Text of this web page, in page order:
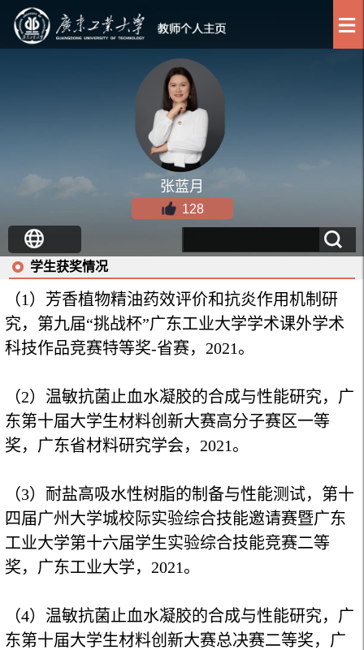
张蓝月
128
学生获奖情况
（1） 芳香植物精油药效评价和抗炎作用机制研
究，第九届“挑战杯”广东工业大学学术课外学术
科技作品竞赛特等奖-省赛， 2021。
（2） 温敏抗菌止血水凝胶的合成与性能研究，广
东第十届大学生材料创新大赛高分子赛区一等
奖，广东省材料研究学会， 2021。
（3） 耐盐高吸水性树脂的制备与性能测试，第十
四届广州大学城校际实验综合技能邀请赛暨广东
工业大学第十六届学生实验综合技能竞赛二等
奖，广东工业大学， 2021。
（4） 温敏抗菌止血水凝胶的合成与性能研究，广
东第十届大学生材料创新大赛总决赛二等奖，广